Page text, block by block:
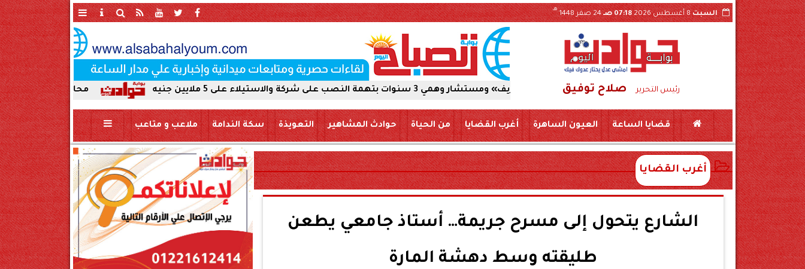
السبت8 أغسطس 2026 07:18 صـ 24 صفر 1448
هـ
رئيس التحرير صلاح توفيق محافظ سوهاج يحيل واقعة ردم نهر حبس «لواء مزيف» ومستشار وهمي 3 سنوات بتهمة النصب على شركة والاستيلاء على 5 ملايين جنيه بمركز المراغة سوهاج
قضايا الساعة العيون الساهرة أغرب القضايا من الحياة حوادث المشاهير التعويذة سكة الندامة ملاعب و متاعب
أغرب القضايا
الشارع يتحول إلى مسرح جريمة… أستاذ جامعي يطعن
طليقته وسط دهشة المارة